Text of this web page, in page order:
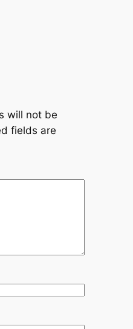
will not be
fields are